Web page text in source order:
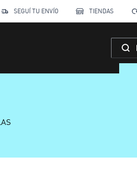
SEGUÍ TU ENVÍO
TIENDAS